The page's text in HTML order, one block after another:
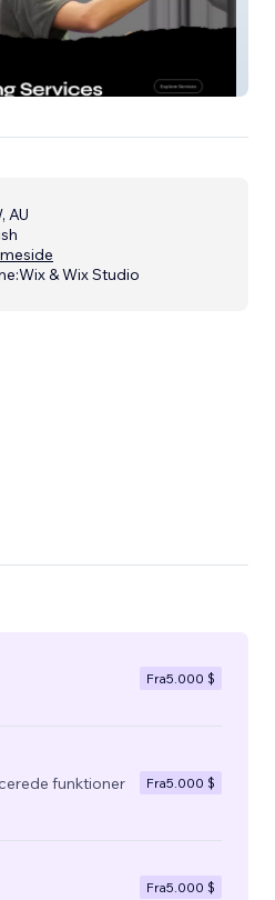
AU
Wix & Wix Studio
Fra5.000 $
funktioner
Fra5.000 $
Fra5.000 $